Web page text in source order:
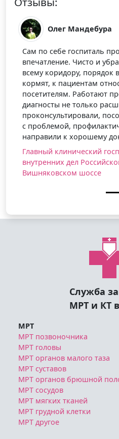
Олег Мандебура
Сам по себе госпиталь
впечатление. Чисто и
всему коридору, порядок
кормят, к пациентам
посетителям. Работают
диагносты не только
проконсультировали,
с проблемой,
направили к хорошему
Главный клинический
внутренних дел
Вишняковском шоссе
Служба
МРТ и КТ
МРТ
МРТ позвоночника
МРТ головы
МРТ органов малого таза
МРТ суставов
МРТ органов брюшной
МРТ сосудов
МРТ мягких тканей
МРТ грудной клетки
МРТ другое